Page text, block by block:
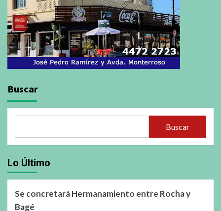
Buscar
Buscar
Lo Último
Se concretará Hermanamiento entre Rocha y
Bagé